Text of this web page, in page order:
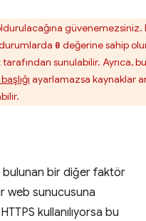
güvenemezsiniz.
0 değerine sahip
sunulabilir. Ayrıca, bu
ayarlamazsa kaynaklar
bulunan bir diğer faktör
web sunucusuna
kullanılıyorsa bu